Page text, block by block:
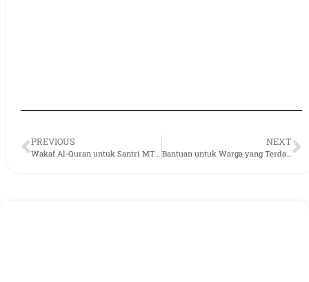
PREVIOUS
Wakaf Al-Quran untuk Santri MTS Al-Hikmah
NEXT
Bantuan untuk Warga yang Terdampak Erupsi Semeru